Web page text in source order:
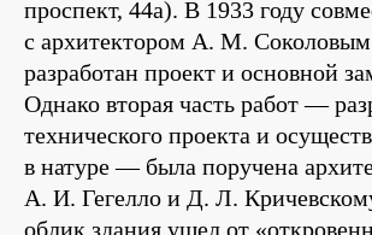
проспект, 44а). В 1933 году
с архитектором А. М.
разработан проект и основной
Однако вторая часть работ —
технического проекта и
в натуре — была поручена
А. И. Гегелло и Д. Л.
облик здания ушел от